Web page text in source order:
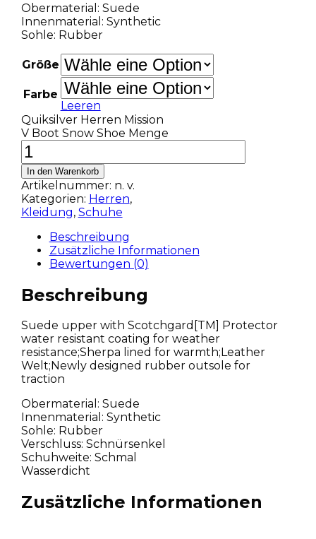
Obermaterial: Suede
Innenmaterial: Synthetic
Sohle: Rubber
Größe
Farbe
Leeren
Quiksilver Herren Mission
V Boot Snow Shoe Menge
In den Warenkorb
Artikelnummer: n. v.
Kategorien: Herren,
Kleidung, Schuhe
Beschreibung
Zusätzliche Informationen
Bewertungen (0)
Beschreibung
Suede upper with Scotchgard[TM] Protector
water resistant coating for weather
resistance;Sherpa lined for warmth;Leather
Welt;Newly designed rubber outsole for
traction
Obermaterial: Suede
Innenmaterial: Synthetic
Sohle: Rubber
Verschluss: Schnürsenkel
Schuhweite: Schmal
Wasserdicht
Zusätzliche Informationen